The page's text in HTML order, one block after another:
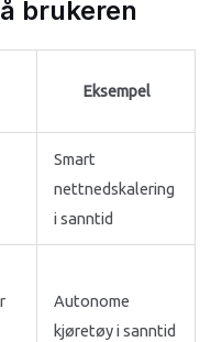
brukeren
Eksempel
Smart
nettnedskalering
i sanntid
Autonome
kjøretøy i sanntid